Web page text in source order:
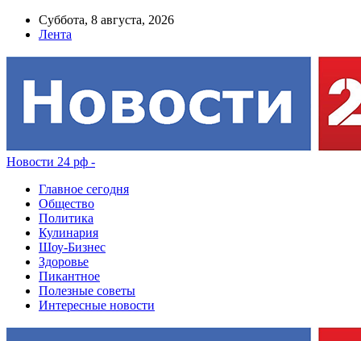
Суббота, 8 августа, 2026
Лента
Новости 24 рф -
Главное сегодня
Общество
Политика
Кулинария
Шоу-Бизнес
Здоровье
Пикантное
Полезные советы
Интересные новости